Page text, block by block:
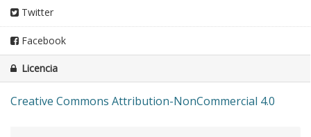
Twitter
Facebook
Licencia
Creative Commons Attribution-NonCommercial 4.0